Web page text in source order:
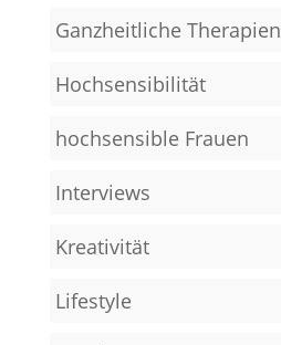
Ganzheitliche Therapien
Hochsensibilität
hochsensible Frauen
Interviews
Kreativität
Lifestyle